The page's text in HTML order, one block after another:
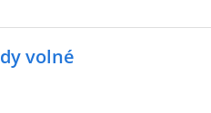
volné